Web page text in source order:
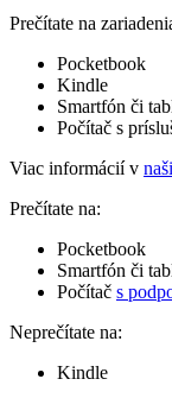
Prečítate na
Pocketbook
Kindle
Smartfón či
Počítač s
Viac informácií v
Prečítate na:
Pocketbook
Smartfón či
Počítač s
Neprečítate na:
Kindle